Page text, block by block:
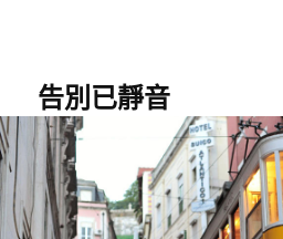
容
告別已靜音